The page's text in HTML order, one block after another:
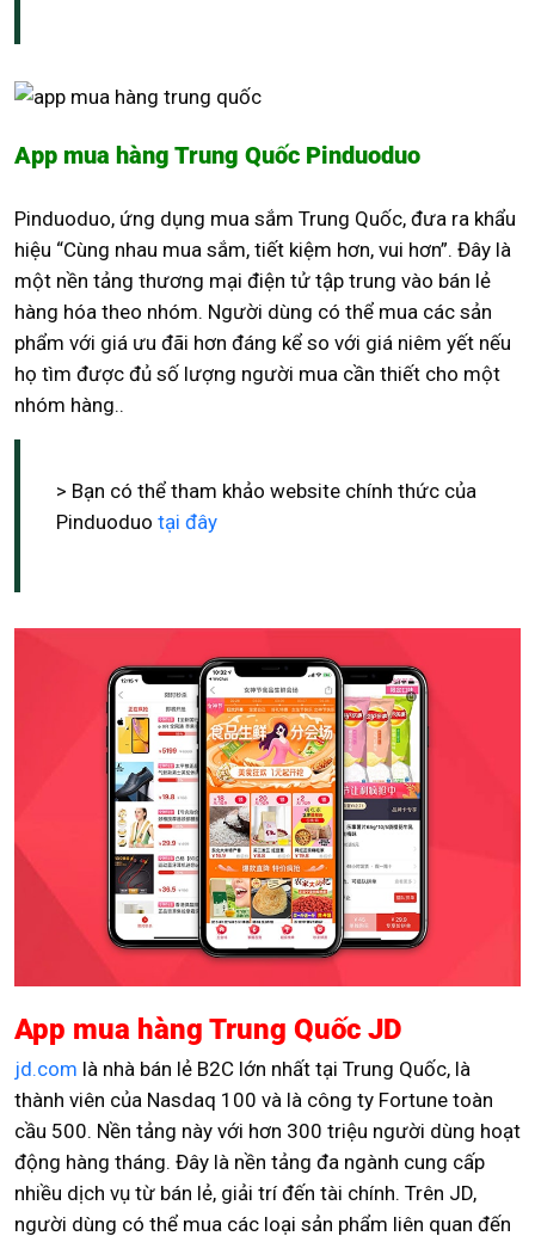
App mua hàng Trung Quốc Pinduoduo
Pinduoduo, ứng dụng mua sắm Trung Quốc, đưa ra khẩu
hiệu “Cùng nhau mua sắm, tiết kiệm hơn, vui hơn”. Đây là
một nền tảng thương mại điện tử tập trung vào bán lẻ
hàng hóa theo nhóm. Người dùng có thể mua các sản
phẩm với giá ưu đãi hơn đáng kể so với giá niêm yết nếu
họ tìm được đủ số lượng người mua cần thiết cho một
nhóm hàng..
> Bạn có thể tham khảo website chính thức của
Pinduoduo tại đây
App mua hàng Trung Quốc JD
jd.com là nhà bán lẻ B2C lớn nhất tại Trung Quốc, là
thành viên của Nasdaq 100 và là công ty Fortune toàn
cầu 500. Nền tảng này với hơn 300 triệu người dùng hoạt
động hàng tháng. Đây là nền tảng đa ngành cung cấp
nhiều dịch vụ từ bán lẻ, giải trí đến tài chính. Trên JD,
người dùng có thể mua các loại sản phẩm liên quan đến